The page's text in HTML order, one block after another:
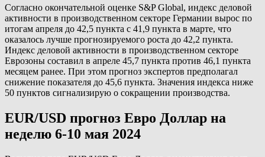
Согласно окончательной оценке S&P Global, индекс деловой
активности в производственном секторе Германии вырос по
итогам апреля до 42,5 пункта с 41,9 пункта в марте, что
оказалось лучше прогнозируемого роста до 42,2 пункта.
Индекс деловой активности в производственном секторе
Еврозоны составил в апреле 45,7 пункта против 46,1 пункта
месяцем ранее. При этом прогноз экспертов предполагал
снижение показателя до 45,6 пункта. Значения индекса ниже
50 пунктов сигнализирую о сокращении производства.
EUR/USD прогноз Евро Доллар на
неделю 6-10 мая 2024